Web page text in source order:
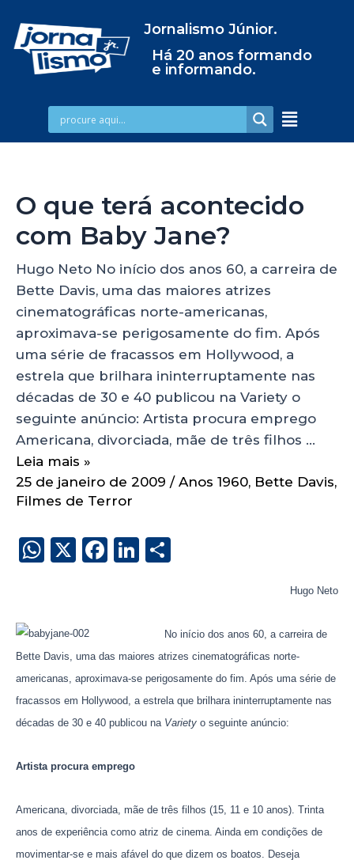
Jornalismo Júnior.
Há 20 anos formando
e informando.
O que terá acontecido
com Baby Jane?
Hugo Neto No início dos anos 60, a carreira de
Bette Davis, uma das maiores atrizes
cinematográficas norte-americanas,
aproximava-se perigosamente do fim. Após
uma série de fracassos em Hollywood, a
estrela que brilhara ininterruptamente nas
décadas de 30 e 40 publicou na Variety o
seguinte anúncio: Artista procura emprego
Americana, divorciada, mãe de três filhos …
Leia mais »
25 de janeiro de 2009 / Anos 1960, Bette Davis,
Filmes de Terror
W
ts
A
p
p
X
F
b
o
o
k
Li
dI
n
re
Hugo Neto
No início dos anos 60, a carreira de
Bette Davis, uma das maiores atrizes cinematográficas norte-
americanas, aproximava-se perigosamente do fim. Após uma série de
fracassos em Hollywood, a estrela que brilhara ininterruptamente nas
décadas de 30 e 40 publicou na Variety o seguinte anúncio:
Artista procura emprego
Americana, divorciada, mãe de três filhos (15, 11 e 10 anos). Trinta
anos de experiência como atriz de cinema. Ainda em condições de
movimentar-se e mais afável do que dizem os boatos. Deseja